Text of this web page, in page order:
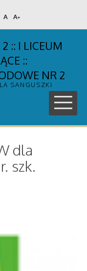
A A+
:: I LICEUM
::
NR 2
SANGUSZKI
dla
szk.